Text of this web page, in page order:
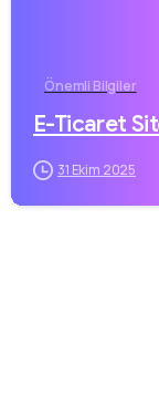
Önemli Bilgiler
E-Ticaret
31 Ekim 2025